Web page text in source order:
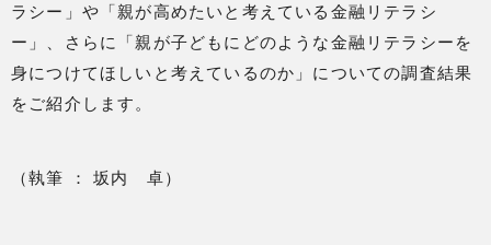
ラシー」や「親が高めたいと考えている金融リテラシ
ー」、さらに「親が子どもにどのような金融リテラシーを
身につけてほしいと考えているのか」についての調査結果
をご紹介します。
（執筆 ： 坂内 卓）